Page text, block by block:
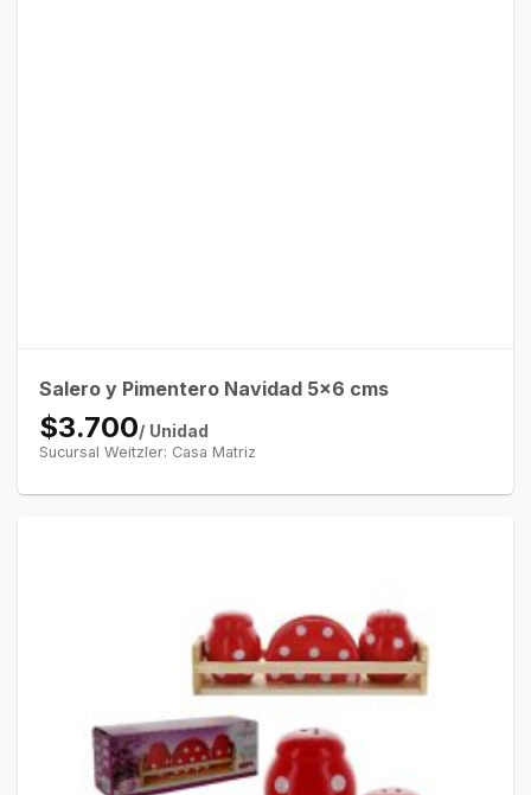
Salero y Pimentero Navidad 5×6 cms
$3.700/ Unidad
Sucursal Weitzler: Casa Matriz